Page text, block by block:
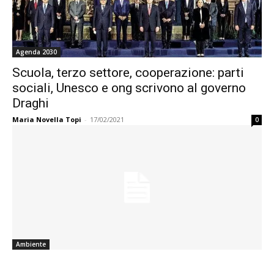
Agenda 2030
Scuola, terzo settore, cooperazione: parti
sociali, Unesco e ong scrivono al governo
Draghi
Maria Novella Topi - 17/02/2021 0
Ambiente